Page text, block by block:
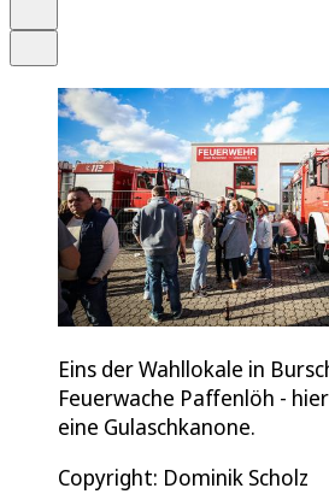
Eins der Wahllokale in
Feuerwache Paffenlöh -
eine Gulaschkanone.
Copyright: Dominik Scholz